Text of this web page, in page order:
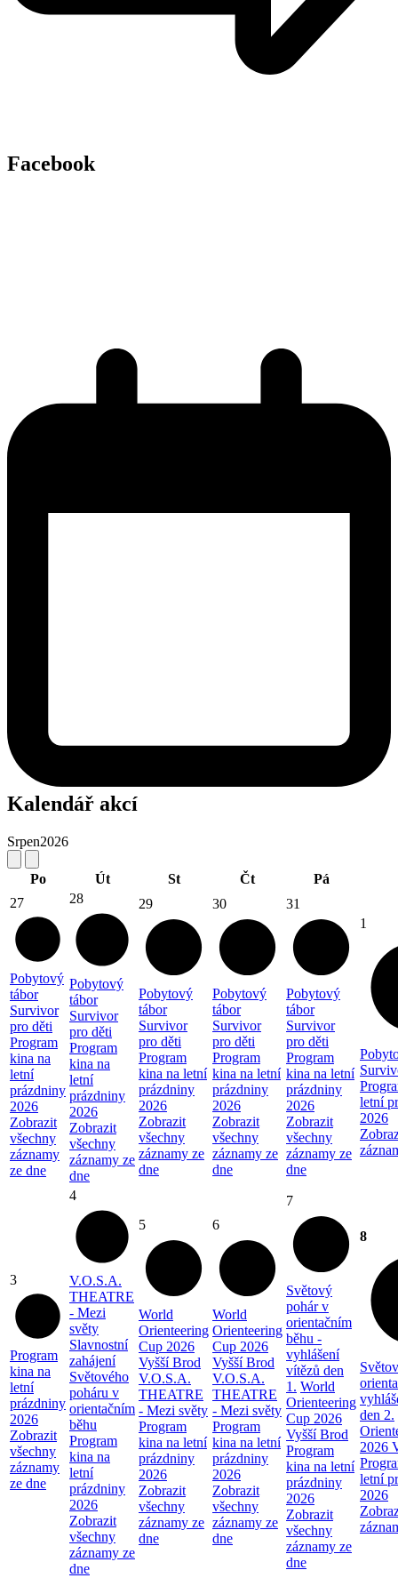
Facebook
Kalendář akcí
Srpen2026
Po Út St Čt
Pá
27
Pobytový
tábor
Survivor
pro děti
Program
kina na
letní
prázdniny
2026
Zobrazit
všechny
záznamy
ze dne
28
Pobytový
tábor
Survivor
pro děti
Program
kina na
letní
prázdniny
2026
Zobrazit
všechny
záznamy ze
dne
29
Pobytový
tábor
Survivor
pro děti
Program
kina na letní
prázdniny
2026
Zobrazit
všechny
záznamy ze
dne
30
Pobytový
tábor
Survivor
pro děti
Program
kina na letní
prázdniny
2026
Zobrazit
všechny
záznamy ze
dne
31
Pobytový
tábor
Survivor
pro děti
Program
kina na letní
prázdniny
2026
Zobrazit
všechny
záznamy ze
dne
1
letní
2026
3
Program
kina na
letní
prázdniny
2026
Zobrazit
všechny
záznamy
ze dne
4
V.O.S.A.
THEATRE
- Mezi
světy
Slavnostní
zahájení
Světového
poháru v
orientačním
běhu
Program
kina na
letní
prázdniny
2026
Zobrazit
všechny
záznamy ze
dne
5
World
Orienteering
Cup 2026
Vyšší Brod
V.O.S.A.
THEATRE
- Mezi světy
Program
kina na letní
prázdniny
2026
Zobrazit
všechny
záznamy ze
dne
6
World
Orienteering
Cup 2026
Vyšší Brod
V.O.S.A.
THEATRE
- Mezi světy
Program
kina na letní
prázdniny
2026
Zobrazit
všechny
záznamy ze
dne
7
Světový
pohár v
orientačním
běhu -
vyhlášení
vítězů den
1. World
Orienteering
Cup 2026
Vyšší Brod
Program
kina na letní
prázdniny
2026
Zobrazit
všechny
záznamy ze
dne
8
den 2.
2026
letní
2026